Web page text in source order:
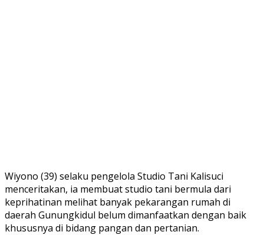
Wiyono (39) selaku pengelola Studio Tani Kalisuci
menceritakan, ia membuat studio tani bermula dari
keprihatinan melihat banyak pekarangan rumah di
daerah Gunungkidul belum dimanfaatkan dengan baik
khususnya di bidang pangan dan pertanian.